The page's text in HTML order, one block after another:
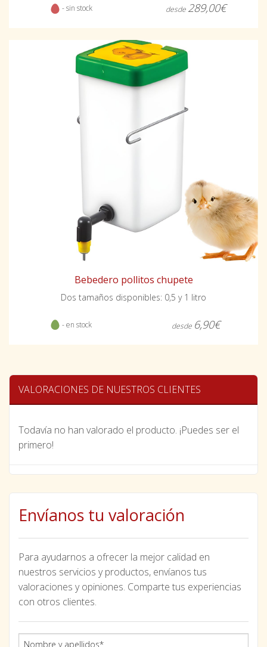
- sin stock desde 289,00€
Bebedero pollitos chupete
Dos tamaños disponibles: 0,5 y 1 litro
- en stock desde 6,90€
VALORACIONES DE NUESTROS CLIENTES
Todavía no han valorado el producto. ¡Puedes ser el
primero!
Envíanos tu valoración
Para ayudarnos a ofrecer la mejor calidad en
nuestros servicios y productos, envíanos tus
valoraciones y opiniones. Comparte tus experiencias
con otros clientes.